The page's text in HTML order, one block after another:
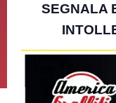
SEGNALA